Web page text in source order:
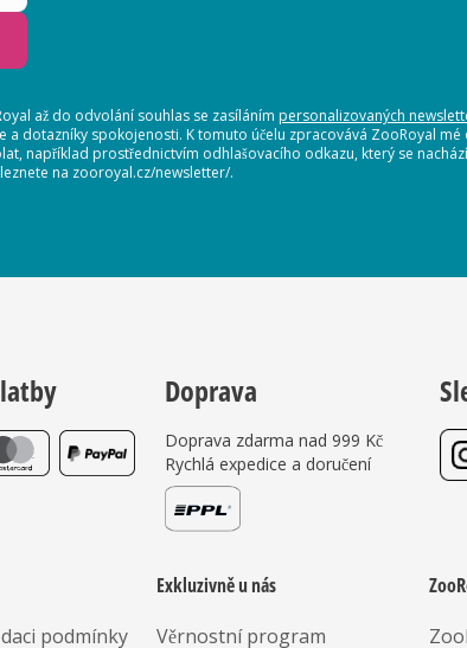
až do odvolání souhlas se zasíláním personalizovaných
a dotazníky spokojenosti. K tomuto účelu zpracovává ZooRoyal
například prostřednictvím odhlašovacího odkazu, který se
na zooroyal.cz/newsletter/.
Doprava
Doprava zdarma nad 999 Kč
Rychlá expedice a doručení
podmínky
Exkluzivně u nás
Věrnostní program